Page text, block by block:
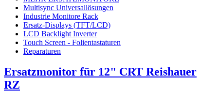
Multisync Universallösungen
Industrie Monitore Rack
Ersatz-Displays (TFT/LCD)
LCD Backlight Inverter
Touch Screen - Folientastaturen
Reparaturen
Ersatzmonitor für 12" CRT Reishauer
RZ